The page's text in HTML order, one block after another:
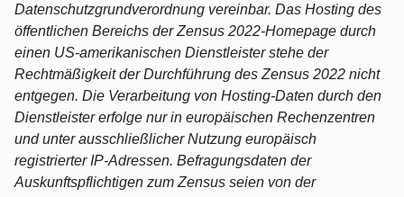
Datenschutzgrundverordnung vereinbar. Das Hosting des
öffentlichen Bereichs der Zensus 2022-Homepage durch
einen US-amerikanischen Dienstleister stehe der
Rechtmäßigkeit der Durchführung des Zensus 2022 nicht
entgegen. Die Verarbeitung von Hosting-Daten durch den
Dienstleister erfolge nur in europäischen Rechenzentren
und unter ausschließlicher Nutzung europäisch
registrierter IP-Adressen. Befragungsdaten der
Auskunftspflichtigen zum Zensus seien von der